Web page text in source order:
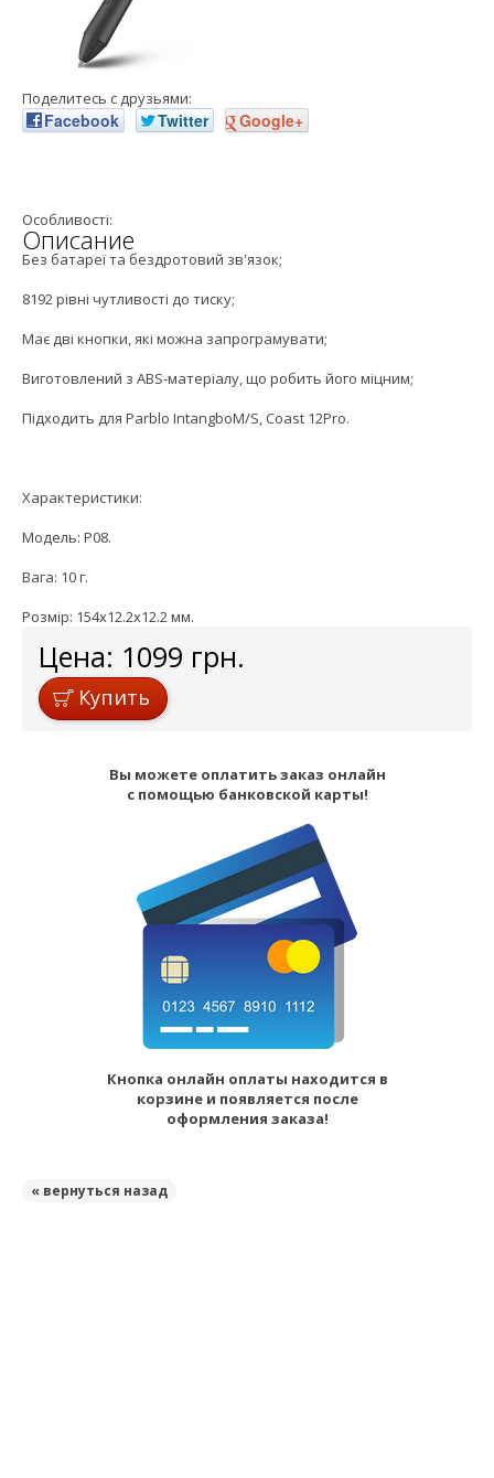
Поделитесь с друзьями:
Facebook Twitter Google+
Описание
Особливості:
Без батареї та бездротовий зв'язок;
8192 рівні чутливості до тиску;
Має дві кнопки, які можна запрограмувати;
Виготовлений з ABS-матеріалу, що робить його міцним;
Підходить для Parblo IntangboM/S, Coast 12Pro.
Характеристики:
Модель: P08.
Вага: 10 г.
Розмір: 154x12.2x12.2 мм.
Цена: 1099 грн.
Купить
Вы можете оплатить заказ онлайн
с помощью банковской карты!
Кнопка онлайн оплаты находится в
корзине и появляется после
оформления заказа!
« вернуться назад